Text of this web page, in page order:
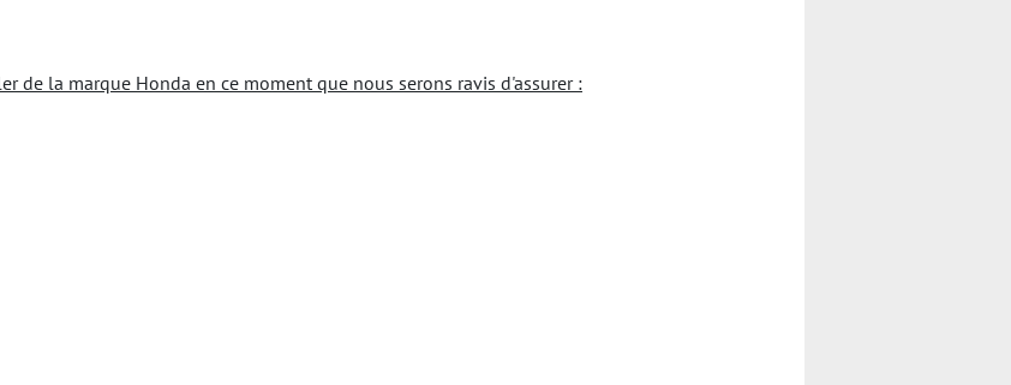
de la marque Honda en ce moment que nous serons ravis d'assurer :